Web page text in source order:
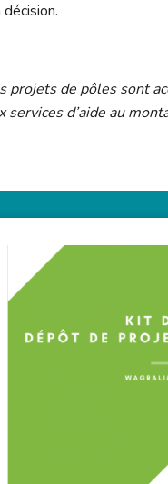
projets de pôles sont
services d’aide au